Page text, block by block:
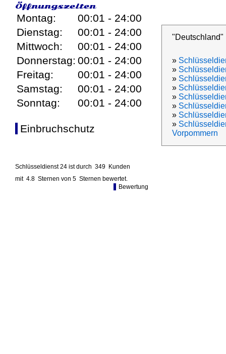
Öffnungszeiten
Montag:
00:01 - 24:00
Dienstag:
00:01 - 24:00
Mittwoch:
00:01 - 24:00
Donnerstag: 00:01 - 24:00
Freitag:
00:01 - 24:00
Samstag:
00:01 - 24:00
Sonntag:
00:01 - 24:00
Einbruchschutz
Schlüsseldienst 24 ist durch 349 Kunden
mit 4.8 Sternen von 5 Sternen bewertet.
Bewertung
"Deutschland"
»
»
»
»
»
»
»
»
Vorpommern